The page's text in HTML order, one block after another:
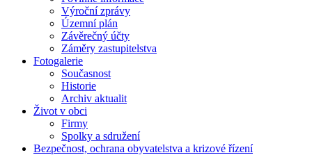
Výroční zprávy
Územní plán
Závěrečný účty
Záměry zastupitelstva
Fotogalerie
Současnost
Historie
Archiv aktualit
Život v obci
Firmy
Spolky a sdružení
Bezpečnost, ochrana obyvatelstva a krizové řízení
Letecký pohled